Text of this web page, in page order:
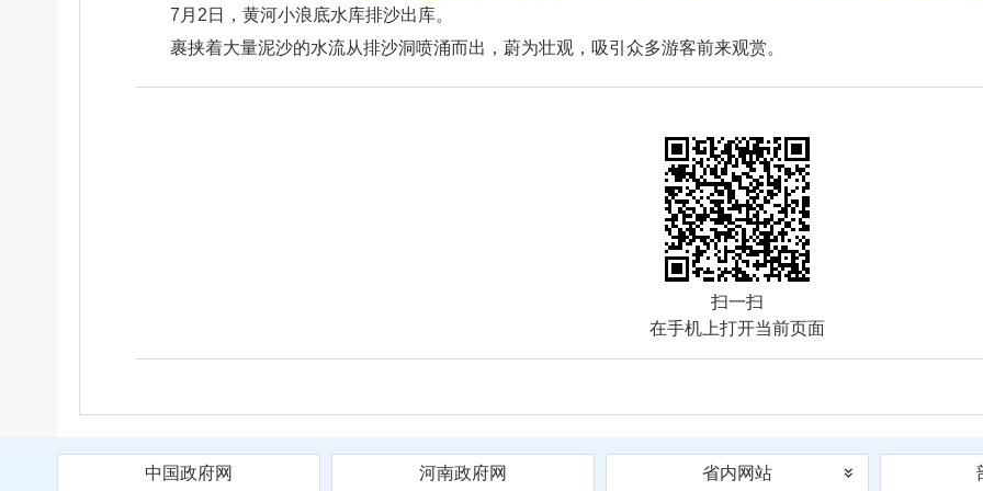
7月2日，黄河小浪底水库排沙出库。
裹挟着大量泥沙的水流从排沙洞喷涌而出，蔚为壮观，吸引众多游客前来观赏。
扫一扫
在手机上打开当前页面
中国政府网 河南政府网 省内网站